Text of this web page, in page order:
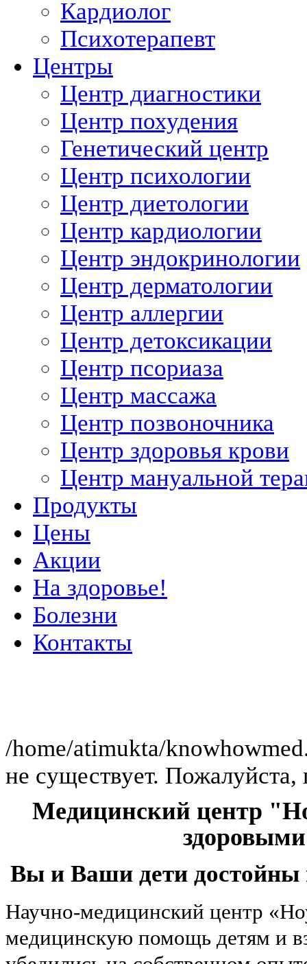
Кардиолог
Психотерапевт
Центры
Центр диагностики
Центр похудения
Генетический центр
Центр психологии
Центр диетологии
Центр кардиологии
Центр эндокринологии
Центр дерматологии
Центр аллергии
Центр детоксикации
Центр псориаза
Центр массажа
Центр позвоночника
Центр здоровья крови
Центр мануальной
Продукты
Цены
Акции
На здоровье!
Болезни
Контакты
/home/atimukta/
не существует. Пожалуйста,
Медицинский центр
Вы и Ваши дети достойны
Научно-медицинский центр
медицинскую помощь детям и